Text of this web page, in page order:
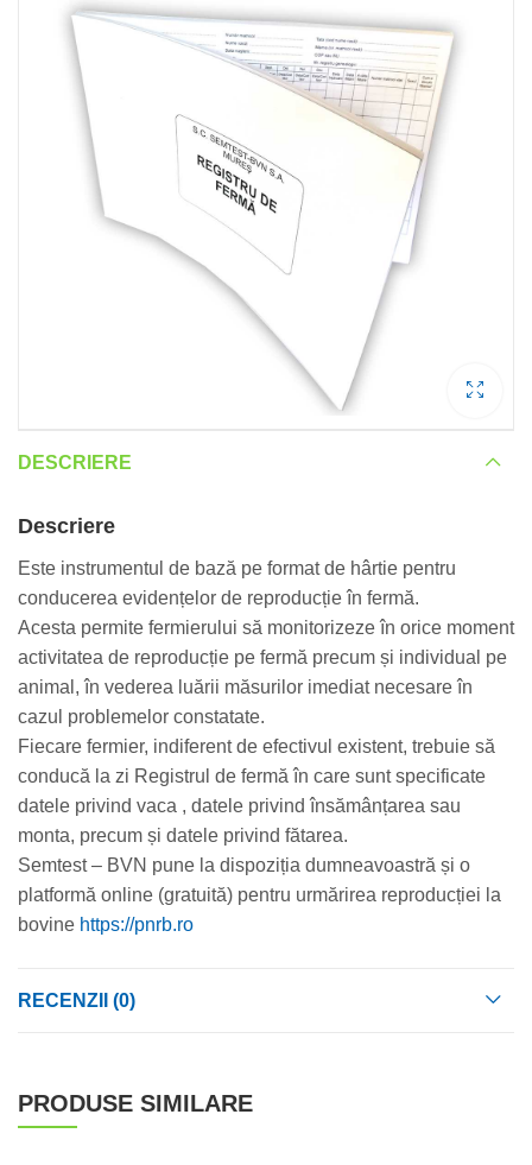
DESCRIERE
Descriere
Este instrumentul de bază pe format de hârtie pentru
conducerea evidențelor de reproducție în fermă.
Acesta permite fermierului să monitorizeze în orice moment
activitatea de reproducție pe fermă precum și individual pe
animal, în vederea luării măsurilor imediat necesare în
cazul problemelor constatate.
Fiecare fermier, indiferent de efectivul existent, trebuie să
conducă la zi Registrul de fermă în care sunt specificate
datele privind vaca , datele privind însămânțarea sau
monta, precum și datele privind fătarea.
Semtest – BVN pune la dispoziția dumneavoastră și o
platformă online (gratuită) pentru urmărirea reproducției la
bovine https://pnrb.ro
RECENZII (0)
PRODUSE SIMILARE